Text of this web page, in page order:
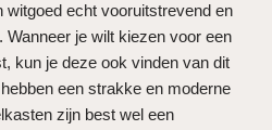
witgoed echt vooruitstrevend en
je wilt kiezen voor een
kun je deze ook vinden van dit
hebben een strakke en moderne
zijn best wel een